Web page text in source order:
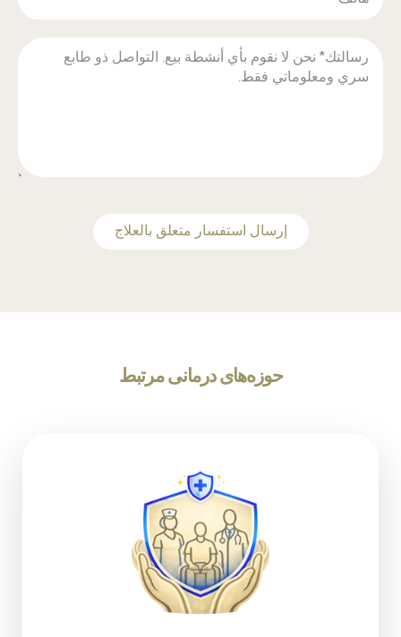
‫إرسال استفسار متعلق بالعلاج
حوزه‌های درمانی مرتبط